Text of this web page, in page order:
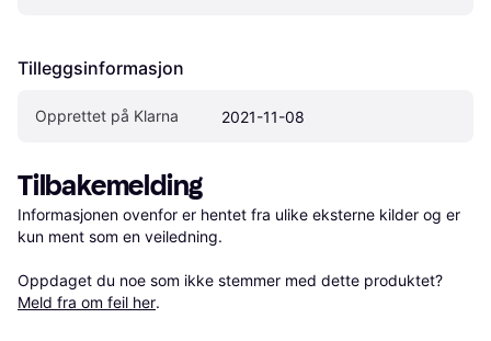
Tilleggsinformasjon
Opprettet på Klarna 2021-11-08
Tilbakemelding
Informasjonen ovenfor er hentet fra ulike eksterne kilder og er
kun ment som en veiledning.
Oppdaget du noe som ikke stemmer med dette produktet?
Meld fra om feil her.